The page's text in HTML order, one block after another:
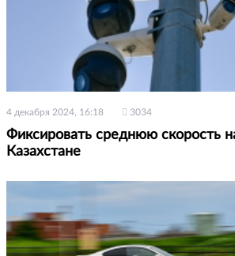
4 декабря 2024, 16:18 3034
Фиксировать среднюю скорость
Казахстане